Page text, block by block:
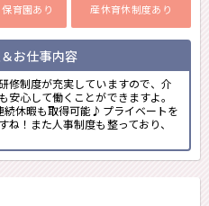
育園あり 産休育休制度あり
お仕事内容
修制度が充実していますので、介
心して働くことができますよ。
休暇も取得可能♪プライベートを
！また人事制度も整っており、